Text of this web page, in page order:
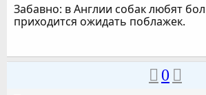
Забавно: в Англии собак любят
приходится ожидать поблажек.
0